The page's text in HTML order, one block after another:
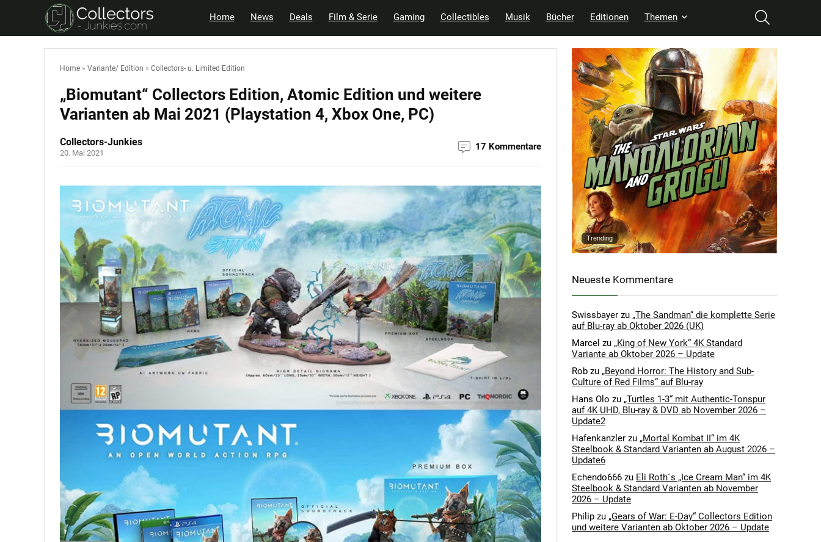
Home News Deals Film & Serie Gaming Collectibles Musik Bücher Editionen Themen
Home » Variante/ Edition » Collectors- u. Limited Edition
„Biomutant“ Collectors Edition, Atomic Edition und weitere
Varianten ab Mai 2021 (Playstation 4, Xbox One, PC)
Collectors-Junkies
20. Mai 2021
17 Kommentare
Trending
Neueste Kommentare
Swissbayer zu „The Sandman“ die komplette Serie
auf Blu-ray ab Oktober 2026 (UK)
Marcel zu „King of New York“ 4K Standard
Variante ab Oktober 2026 – Update
Rob zu „Beyond Horror: The History and Sub-
Culture of Red Films“ auf Blu-ray
Hans Olo zu „Turtles 1-3“ mit Authentic-Tonspur
auf 4K UHD, Blu-ray & DVD ab November 2026 –
Update2
Hafenkanzler zu „Mortal Kombat II“ im 4K
Steelbook & Standard Varianten ab August 2026 –
Update6
Echendo666 zu Eli Roth´s „Ice Cream Man“ im 4K
Steelbook & Standard Varianten ab November
2026 – Update
Philip zu „Gears of War: E-Day“ Collectors Edition
und weitere Varianten ab Oktober 2026 – Update